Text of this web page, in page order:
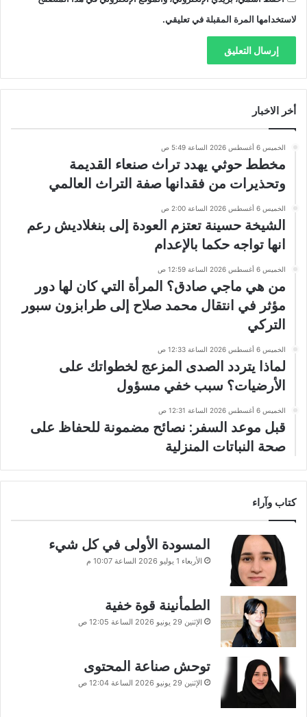
لاستخدامها المرة المقبلة في تعليقي.
أخر الاخبار
الخميس 6 أغسطس 2026 الساعة 5:49 ص
مخطط حوثي يهدد تراث صنعاء القديمة
وتحذيرات من فقدانها صفة التراث العالمي
الخميس 6 أغسطس 2026 الساعة 2:00 ص
الشيخة حسينة تعتزم العودة إلى بنغلاديش رعم
انها تواجه حكما بالإعدام
الخميس 6 أغسطس 2026 الساعة 12:59 ص
من هي ماجي صادق؟ المرأة التي كان لها دور
مؤثر في انتقال محمد صلاح إلى طرابزون سبور
التركي
الخميس 6 أغسطس 2026 الساعة 12:33 ص
لماذا يتردد الصدى المزعج لخطواتك على
الأرضيات؟ سبب خفي مسؤول
الخميس 6 أغسطس 2026 الساعة 12:31 ص
قبل موعد السفر: نصائح مضمونة للحفاظ على
صحة النباتات المنزلية
كتاب وآراء
المسودة الأولى في كل شيء
الأربعاء 1 يوليو 2026 الساعة 10:07 م
الطمأنينة قوة خفية
الإثنين 29 يونيو 2026 الساعة 12:05 ص
توحش صناعة المحتوى
الإثنين 29 يونيو 2026 الساعة 12:04 ص